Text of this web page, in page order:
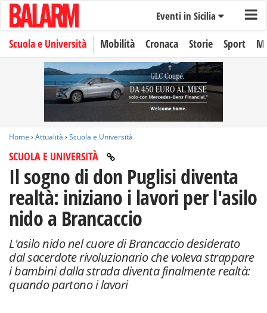
Eventi in Sicilia
Scuola e Università Mobilità Cronaca Storie Sport
Home › Attualità › Scuola e Università
SCUOLA E UNIVERSITÀ
Il sogno di don Puglisi diventa
realtà: iniziano i lavori per l'asilo
nido a Brancaccio
L'asilo nido nel cuore di Brancaccio desiderato
dal sacerdote rivoluzionario che voleva strappare
i bambini dalla strada diventa finalmente realtà:
quando partono i lavori